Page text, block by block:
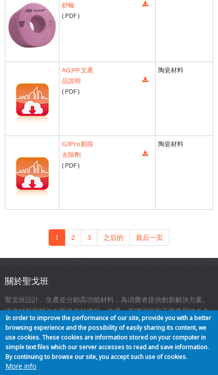
砂輪
( PDF )
AG3中文產
品說明
( PDF )
陶瓷材料
G3Pro劃痕
去除劑
( PDF )
陶瓷材料
Pagination
目
前
頁
1
頁
面
2
頁
面
3
下
一
頁
之后的
Last
page
最后一页
關於聖戈班
聖戈班設計、生產並分銷高功能材料，為消費者提供創新解決方案。
這些材料和解決方案遍佈於建築、交通、基礎設施和工業應用的各方
面，與我們的日常生活息息相關。
Footer
關於我們 聯絡 網站地圖 法律聲明
In order to improve the performance of our site, provide you with a better
browsing experience and the possibility of easily sharing its content, we
use cookies. These cookies are information stored on your computer in
simple text files which our server accesses to read and save information.
By continuing to browse our site, you accept such use of cookies.
More info